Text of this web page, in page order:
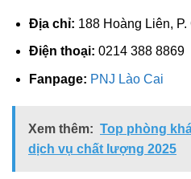
Địa chỉ: 188 Hoàng Liên,
Điện thoại: 0214 388 8869
Fanpage: PNJ Lào Cai
Xem thêm: Top phòng
dịch vụ chất lượng 2025